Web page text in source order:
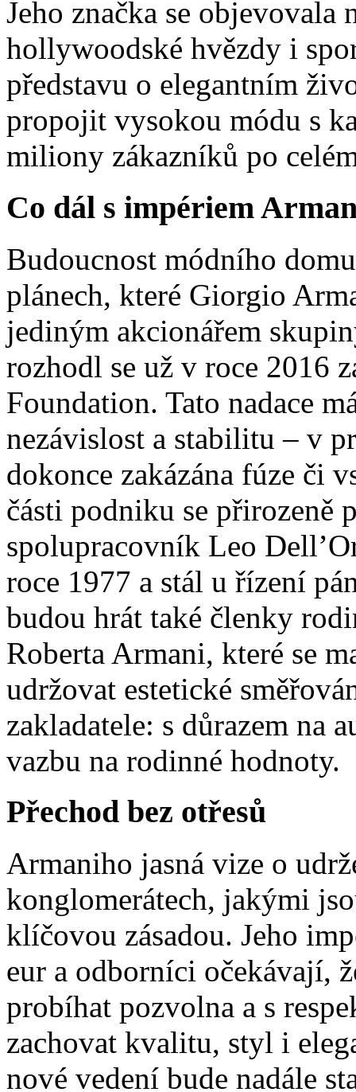
Jeho značka se objevovala
hollywoodské hvězdy i
představu o elegantním
propojit vysokou módu s
miliony zákazníků po
Co dál s impériem
Budoucnost módního
plánech, které Giorgio
jediným akcionářem
rozhodl se už v roce 2016
Foundation. Tato nadace
nezávislost a stabilitu – v
dokonce zakázána fúze či
části podniku se přirozeně
spolupracovník Leo
roce 1977 a stál u řízení
budou hrát také členky
Roberta Armani, které se
udržovat estetické
zakladatele: s důrazem na
vazbu na rodinné hodnoty.
Přechod bez otřesů
Armaniho jasná vize o
konglomerátech, jakými
klíčovou zásadou. Jeho
eur a odborníci očekávají,
probíhat pozvolna a s
zachovat kvalitu, styl i
nové vedení bude nadále